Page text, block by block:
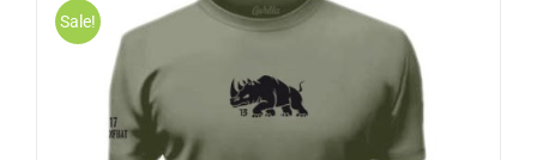
Sale!